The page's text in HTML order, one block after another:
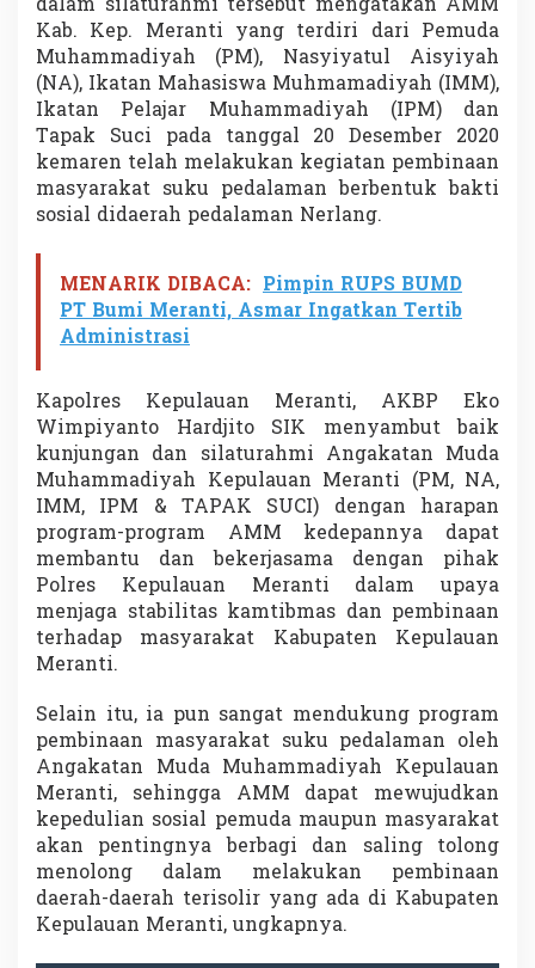
dalam silaturahmi tersebut mengatakan AMM
Kab. Kep. Meranti yang terdiri dari Pemuda
Muhammadiyah (PM), Nasyiyatul Aisyiyah
(NA), Ikatan Mahasiswa Muhmamadiyah (IMM),
Ikatan Pelajar Muhammadiyah (IPM) dan
Tapak Suci pada tanggal 20 Desember 2020
kemaren telah melakukan kegiatan pembinaan
masyarakat suku pedalaman berbentuk bakti
sosial didaerah pedalaman Nerlang.
MENARIK DIBACA: Pimpin RUPS BUMD
PT Bumi Meranti, Asmar Ingatkan Tertib
Administrasi
Kapolres Kepulauan Meranti, AKBP Eko
Wimpiyanto Hardjito SIK menyambut baik
kunjungan dan silaturahmi Angakatan Muda
Muhammadiyah Kepulauan Meranti (PM, NA,
IMM, IPM & TAPAK SUCI) dengan harapan
program-program AMM kedepannya dapat
membantu dan bekerjasama dengan pihak
Polres Kepulauan Meranti dalam upaya
menjaga stabilitas kamtibmas dan pembinaan
terhadap masyarakat Kabupaten Kepulauan
Meranti.
Selain itu, ia pun sangat mendukung program
pembinaan masyarakat suku pedalaman oleh
Angakatan Muda Muhammadiyah Kepulauan
Meranti, sehingga AMM dapat mewujudkan
kepedulian sosial pemuda maupun masyarakat
akan pentingnya berbagi dan saling tolong
menolong dalam melakukan pembinaan
daerah-daerah terisolir yang ada di Kabupaten
Kepulauan Meranti, ungkapnya.